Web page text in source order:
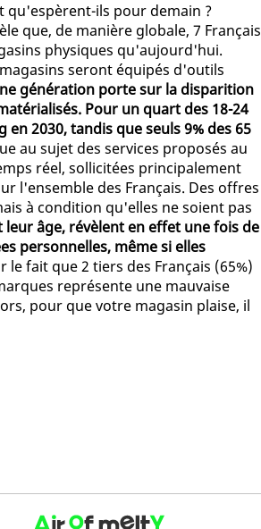
qu'espèrent-ils pour demain ?
que, de manière globale, 7 Français
physiques qu'aujourd'hui.
seront équipés d'outils
génération porte sur la disparition
Pour un quart des 18-24
2030, tandis que seuls 9% des 65
au sujet des services proposés au
réel, sollicitées principalement
l'ensemble des Français. Des offres
à condition qu'elles ne soient pas
leur âge, révèlent en effet une fois de
personnelles, même si elles
le fait que 2 tiers des Français (65%)
représente une mauvaise
pour que votre magasin plaise, il